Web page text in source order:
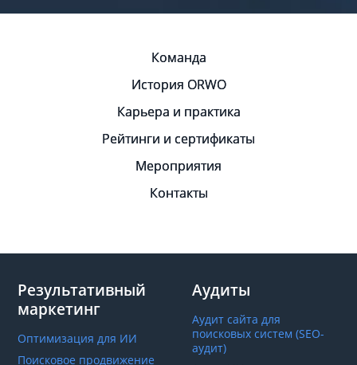
Команда
История ORWO
Карьера и практика
Рейтинги и сертификаты
Мероприятия
Контакты
Результативный
маркетинг
Оптимизация для ИИ
Поисковое продвижение
Аудиты
Аудит сайта для
поисковых систем (SEO-
аудит)